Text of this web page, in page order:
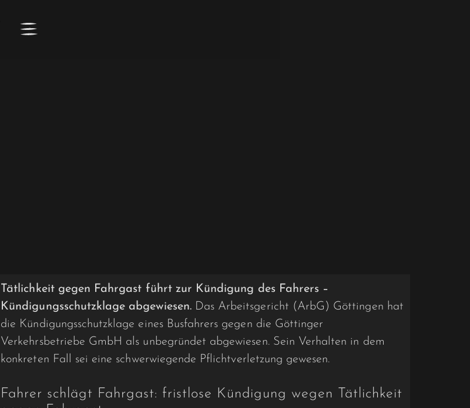
Tätlichkeit gegen Fahrgast führt zur Kündigung des Fahrers –
Kündigungsschutzklage abgewiesen. Das Arbeitsgericht (ArbG) Göttingen hat
die Kündigungsschutzklage eines Busfahrers gegen die Göttinger
Verkehrsbetriebe GmbH als unbegründet abgewiesen. Sein Verhalten in dem
konkreten Fall sei eine schwerwiegende Pflichtverletzung gewesen.
Fahrer schlägt Fahrgast: fristlose Kündigung wegen Tätlichkeit